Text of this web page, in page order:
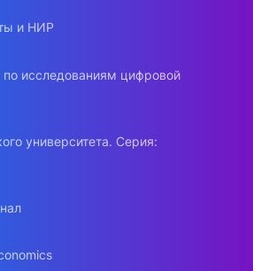
и НИР
исследованиям цифровой
университета. Серия: